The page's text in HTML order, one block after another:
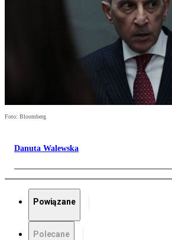
Foto: Bloomberg
Danuta Walewska
Powiązane
Polecane